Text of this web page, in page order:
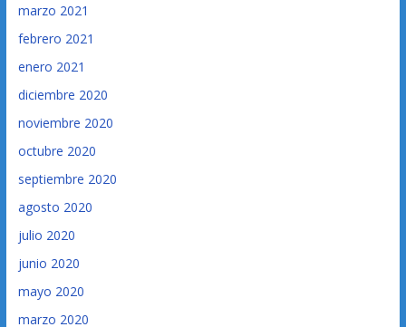
marzo 2021
febrero 2021
enero 2021
diciembre 2020
noviembre 2020
octubre 2020
septiembre 2020
agosto 2020
julio 2020
junio 2020
mayo 2020
marzo 2020